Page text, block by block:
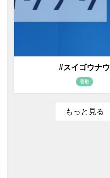
#スイゴウナウ
香取
もっと見る